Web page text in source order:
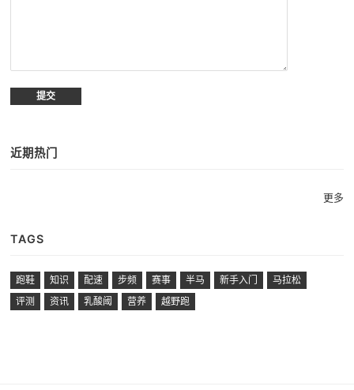
近期热门
更多
TAGS
跑鞋 知识 配速 步频 赛事 半马 新手入门
马拉松
评测
资讯 乳酸阈 营养 越野跑